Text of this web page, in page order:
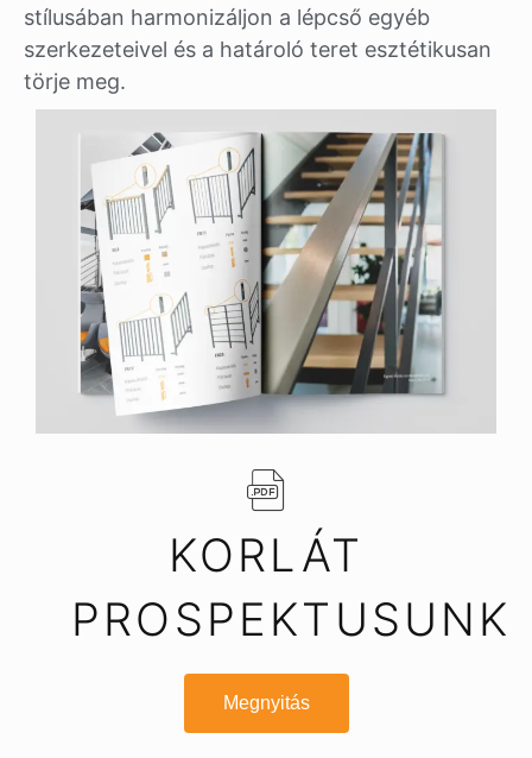
stílusában harmonizáljon a lépcső egyéb
szerkezeteivel és a határoló teret esztétikusan
törje meg.
KORLÁT
PROSPEKTUSUNK
Megnyitás